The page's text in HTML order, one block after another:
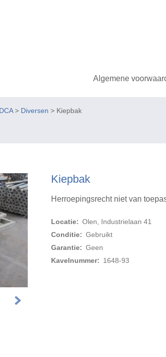
Algemene
> Diversen > Kiepbak
Kiepbak
Herroepingsrecht niet van
Locatie: Olen, Industrielaan 41
Conditie: Gebruikt
Garantie: Geen
Kavelnummer: 1648-93